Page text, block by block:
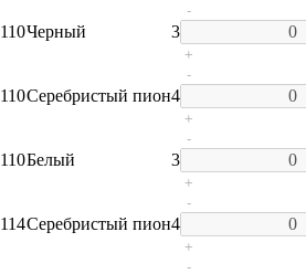
110Черный 3
-
+
110Серебристый пион4
-
+
110Белый 3
-
+
114Серебристый пион4
-
+
-